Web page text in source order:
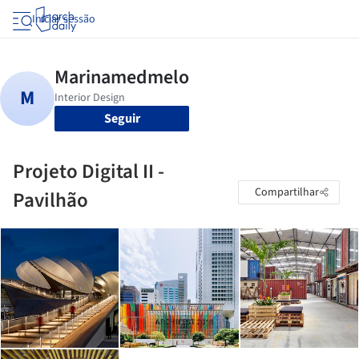
Iniciar sessão
Seguir
Projeto Digital II -
Pavilhão
Compartilhar